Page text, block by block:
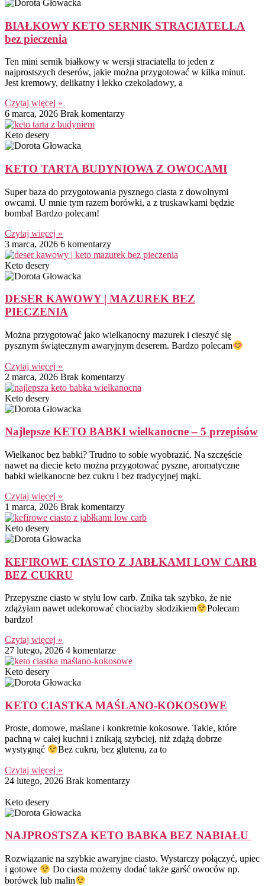
BIAŁKOWY KETO SERNIK STRACIATELLA
bez pieczenia
Ten mini sernik białkowy w wersji straciatella to jeden z
najprostszych deserów, jakie można przygotować w kilka minut.
Jest kremowy, delikatny i lekko czekoladowy, a
Czytaj więcej »
6 marca, 2026 Brak komentarzy
Keto desery
KETO TARTA BUDYNIOWA Z OWOCAMI
Super baza do przygotowania pysznego ciasta z dowolnymi
owcami. U mnie tym razem borówki, a z truskawkami będzie
bomba! Bardzo polecam!
Czytaj więcej »
3 marca, 2026 6 komentarzy
Keto desery
DESER KAWOWY | MAZUREK BEZ
PIECZENIA
Można przygotować jako wielkanocny mazurek i cieszyć się
pysznym świątecznym awaryjnym deserem. Bardzo polecam
Czytaj więcej »
2 marca, 2026 Brak komentarzy
Keto desery
Najlepsze KETO BABKI wielkanocne – 5 przepisów
Wielkanoc bez babki? Trudno to sobie wyobrazić. Na szczęście
nawet na diecie keto można przygotować pyszne, aromatyczne
babki wielkanocne bez cukru i bez tradycyjnej mąki.
Czytaj więcej »
1 marca, 2026 Brak komentarzy
Keto desery
KEFIROWE CIASTO Z JABŁKAMI LOW CARB
BEZ CUKRU
Przepyszne ciasto w stylu low carb. Znika tak szybko, że nie
zdążyłam nawet udekorować chociażby słodzikiem
Polecam
bardzo!
Czytaj więcej »
27 lutego, 2026 4 komentarze
Keto desery
KETO CIASTKA MAŚLANO-KOKOSOWE
Proste, domowe, maślane i konkretnie kokosowe. Takie, które
pachną w całej kuchni i znikają szybciej, niż zdążą dobrze
wystygnąć
Bez cukru, bez glutenu, za to
Czytaj więcej »
24 lutego, 2026 Brak komentarzy
Keto desery
NAJPROSTSZA KETO BABKA BEZ NABIAŁU
Rozwiązanie na szybkie awaryjne ciasto. Wystarczy połączyć, upiec
i gotowe
Do ciasta możemy dodać także garść owoców np.
borówek lub malin